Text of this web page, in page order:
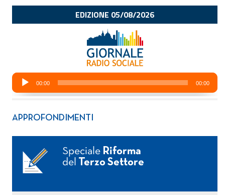
APPROFONDIMENTI
Speciale Riforma
del
Terzo Settore